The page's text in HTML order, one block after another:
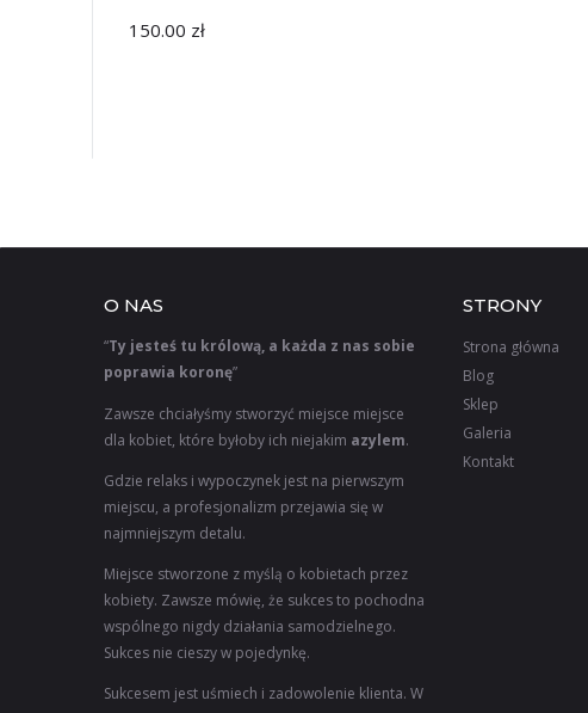
150.00 zł
O NAS
“Ty jesteś tu królową, a każda z nas sobie
poprawia koronę”
Zawsze chciałyśmy stworzyć miejsce miejsce
dla kobiet, które byłoby ich niejakim azylem.
Gdzie relaks i wypoczynek jest na pierwszym
miejscu, a profesjonalizm przejawia się w
najmniejszym detalu.
Miejsce stworzone z myślą o kobietach przez
kobiety. Zawsze mówię, że sukces to pochodna
wspólnego nigdy działania samodzielnego.
Sukces nie cieszy w pojedynkę.
Sukcesem jest uśmiech i zadowolenie klienta. W
STRONY
Strona główna
Blog
Sklep
Galeria
Kontakt